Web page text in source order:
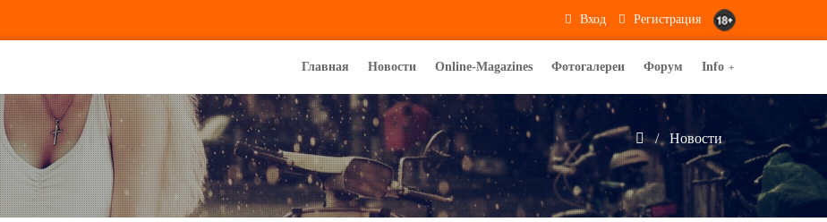
Вход Регистрация
Главная Новости Online-Magazines Фотогалереи Форум +
Info
Новости